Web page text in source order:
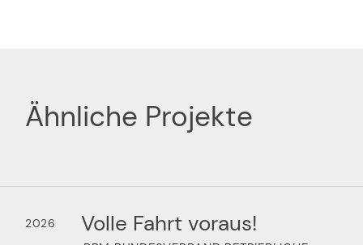
Ähnliche Projekte
2026 Volle Fahrt voraus!